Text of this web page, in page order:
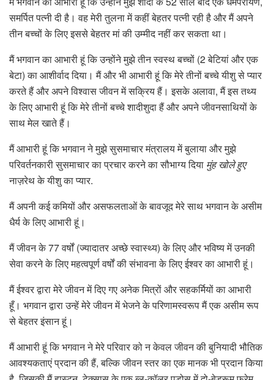
समर्पित पत्नी दी है। वह मेरी तुलना में कहीं बेहतर पत्नी रही है और मैं अपने
तीन बच्चों के लिए इससे बेहतर मां की उम्मीद नहीं कर सकता था।
मैं भगवान का आभारी हूं कि उन्होंने मुझे तीन स्वस्थ बच्चों (2 बेटियां और एक
बेटा) का आशीर्वाद दिया। मैं और भी आभारी हूं कि मेरे तीनों बच्चे यीशु से प्यार
करते हैं और अपने विश्वास जीवन में सक्रिय हैं। इसके अलावा, मैं इस तथ्य
के लिए आभारी हूं कि मेरे तीनों बच्चे शादीशुदा हैं और अपने जीवनसाथियों के
साथ मेल खाते हैं।
मैं आभारी हूं कि भगवान ने मुझे सुसमाचार मंत्रालय में बुलाया और मुझे
परिवर्तनकारी सुसमाचार का प्रचार करने का सौभाग्य दिया मुंह खोले हुए
नाज़रेथ के यीशु का प्यार.
मैं अपनी कई कमियों और असफलताओं के बावजूद मेरे साथ भगवान के असीम
धैर्य के लिए आभारी हूं।
मैं जीवन के 77 वर्षों (ज्यादातर अच्छे स्वास्थ्य) के लिए और भविष्य में उनकी
सेवा करने के लिए महत्वपूर्ण वर्षों की संभावना के लिए ईश्वर का आभारी हूं।
मैं ईश्वर द्वारा मेरे जीवन में दिए गए अनेक मित्रों और सहकर्मियों का आभारी
हूँ। भगवान द्वारा उन्हें मेरे जीवन में भेजने के परिणामस्वरूप मैं एक असीम रूप
से बेहतर इंसान हूं।
मैं आभारी हूं कि भगवान ने मेरे परिवार को न केवल जीवन की बुनियादी भौतिक
आवश्यकताएं प्रदान की हैं, बल्कि जीवन स्तर का एक मानक भी प्रदान किया